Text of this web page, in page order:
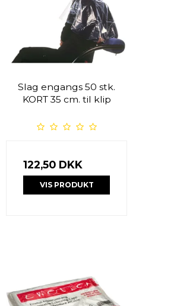
Slag engangs 50 stk.
KORT 35 cm. til klip
122,50 DKK
VIS PRODUKT